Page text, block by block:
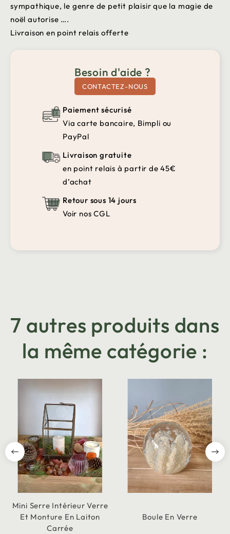
sympathique, le genre de petit plaisir que la magie de
noël autorise ….
Livraison en point relais offerte
Besoin d'aide ?
CONTACTEZ-NOUS
Paiement sécurisé
Via carte bancaire, Bimpli ou
PayPal
Livraison gratuite
en point relais à partir de 45€
d’achat
Retour sous 14 jours
Voir nos CGL
7 autres produits dans
la même catégorie :
Mini Serre Intérieur Verre
Et Monture En Laiton
Carrée
Boule En Verre